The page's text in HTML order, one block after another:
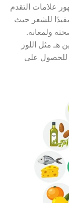
علامات التقدم
للشعر حيث
ولمعانه.
هـ مثل اللوز
للحصول على